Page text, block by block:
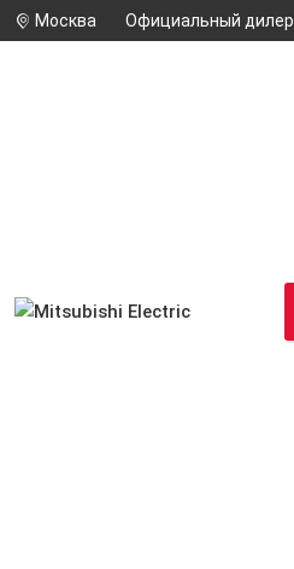
Москва Официальный дилер